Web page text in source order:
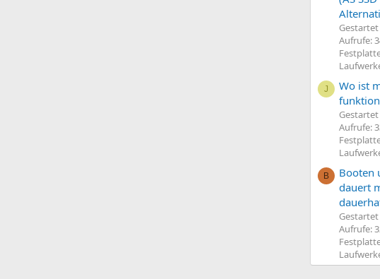
Aufrufe:
J
Wo ist
Aufrufe:
B
Booten
dauert
Aufrufe: